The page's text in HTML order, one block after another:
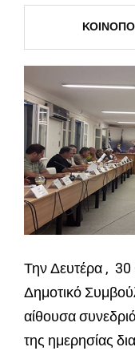
Την Δευτέρα , 30
Δημοτικό
αίθουσα
της ημερησίας